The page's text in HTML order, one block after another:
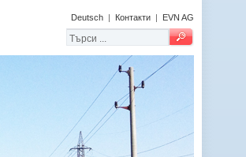
Deutsch | Контакти | EVN AG